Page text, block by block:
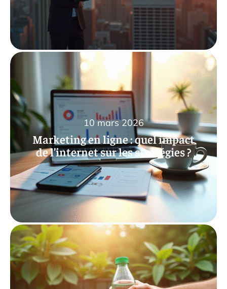
Marketing en ligne : quel impact
de l’internet sur les stratégies ?
10 mars 2026